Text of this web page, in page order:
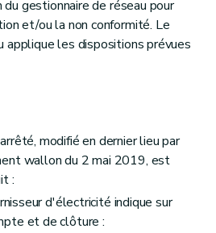
gestionnaire de réseau pour
et/ou la non conformité. Le
applique les dispositions prévues
modifié en dernier lieu par
wallon du 2 mai 2019, est
:
d'électricité indique sur
et de clôture :